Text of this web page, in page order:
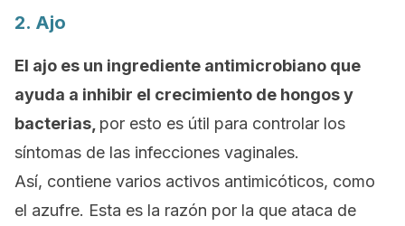
2. Ajo
El ajo es un ingrediente antimicrobiano que
ayuda a inhibir el crecimiento de hongos y
bacterias, por esto es útil para controlar los
síntomas de las infecciones vaginales.
Así, contiene varios activos antimicóticos, como
el azufre. Esta es la razón por la que ataca de